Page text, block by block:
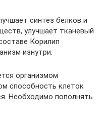
синтез белков и
улучшает тканевый
Корилип
изнутри.
организмом
способность клеток
Необходимо пополнять